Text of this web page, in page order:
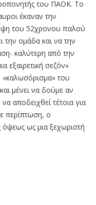
του ΠΑΟΚ. Το
έκαναν την
του 52χρονου Ιταλού
την ομάδα και να την
καλύτερη από την
εξαιρετική σεζόν»
του
μένει να δούμε αν
αποδειχθεί τέτοια για
περίπτωση, ο
όψεως ως μια ξεχωριστή